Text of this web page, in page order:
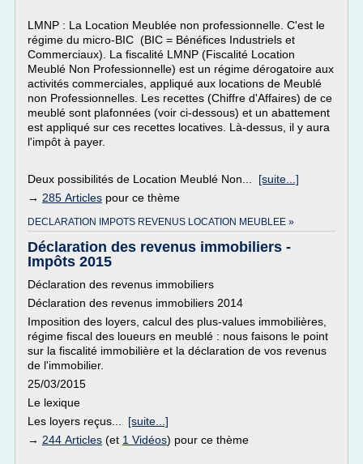
LMNP : La Location Meublée non professionnelle. C'est le
régime du micro-BIC (BIC = Bénéfices Industriels et
Commerciaux). La fiscalité LMNP (Fiscalité Location
Meublé Non Professionnelle) est un régime dérogatoire aux
activités commerciales, appliqué aux locations de Meublé
non Professionnelles. Les recettes (Chiffre d'Affaires) de ce
meublé sont plafonnées (voir ci-dessous) et un abattement
est appliqué sur ces recettes locatives. Là-dessus, il y aura
l'impôt à payer.
Deux possibilités de Location Meublé Non... [suite...]
→ 285 Articles pour ce thème
DECLARATION IMPOTS REVENUS LOCATION MEUBLEE »
Déclaration des revenus immobiliers -
Impôts 2015
Déclaration des revenus immobiliers
Déclaration des revenus immobiliers 2014
Imposition des loyers, calcul des plus-values immobilières,
régime fiscal des loueurs en meublé : nous faisons le point
sur la fiscalité immobilière et la déclaration de vos revenus
de l'immobilier.
25/03/2015
Le lexique
Les loyers reçus... [suite...]
→ 244 Articles (et 1 Vidéos) pour ce thème